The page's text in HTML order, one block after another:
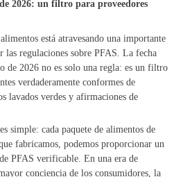
2026: un filtro para proveedores
está atravesando una importante
las regulaciones sobre PFAS. La fecha
de 2026 no es solo una regla: es un filtro
verdaderamente conformes de
lavados verdes y afirmaciones de
simple: cada paquete de alimentos de
fabricamos, podemos proporcionar un
PFAS verificable. En una era de
conciencia de los consumidores, la